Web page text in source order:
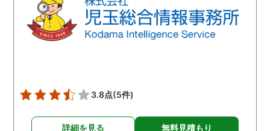
3.8点(5件)
詳細を見る 無料見積もり